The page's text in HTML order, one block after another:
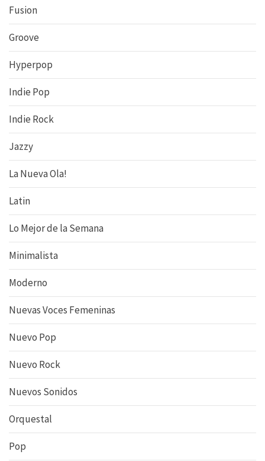
Fusion
Groove
Hyperpop
Indie Pop
Indie Rock
Jazzy
La Nueva Ola!
Latin
Lo Mejor de la Semana
Minimalista
Moderno
Nuevas Voces Femeninas
Nuevo Pop
Nuevo Rock
Nuevos Sonidos
Orquestal
Pop